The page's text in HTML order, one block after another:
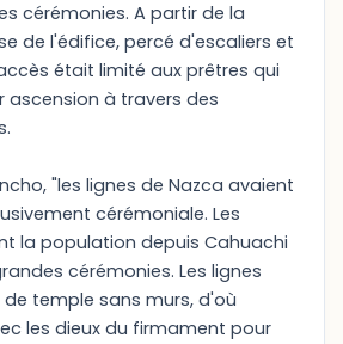
cérémonies. A partir de la
de l'édifice, percé d'escaliers et
était limité aux prêtres qui
ascension à travers des
"les lignes de Nazca avaient
cérémoniale. Les
la population depuis Cahuachi
cérémonies. Les lignes
temple sans murs, d'où
les dieux du firmament pour